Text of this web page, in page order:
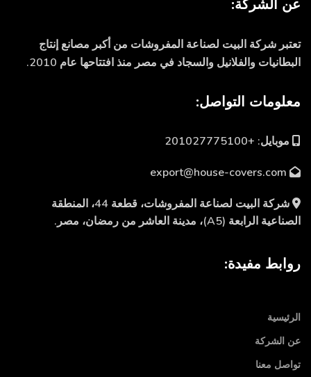
عن الشركة:
تعتبر شركة البيت لصناعة المفروشات من أكبر مصانع إنتاج
البطانيات والفلانيل والسجاد في مصر منذ افتتاحها عام 2010.
معلومات التواصل:
موبايل: +201027775100
شركة البيت لصناعة المفروشات، قطعة 44، المنطقة
الصناعية الرابعة (A5)، مدينة العاشر من رمضان، مصر.
روابط مفيدة:
الرئيسية
عن الشركة
تواصل معنا